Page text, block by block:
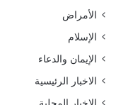
الأمراض
الإسلام
الإيمان والدعاء
الاخبار الرئيسية